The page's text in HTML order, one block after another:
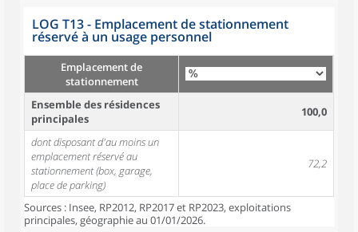
LOG T13 - Emplacement de stationnement
réservé à un usage personnel
Emplacement de
stationnement
Ensemble des résidences
principales
100,0
dont disposant d'au moins un
emplacement réservé au
stationnement (box, garage,
place de parking)
72,2
Sources : Insee, RP2012, RP2017 et RP2023, exploitations
principales, géographie au 01/01/2026.